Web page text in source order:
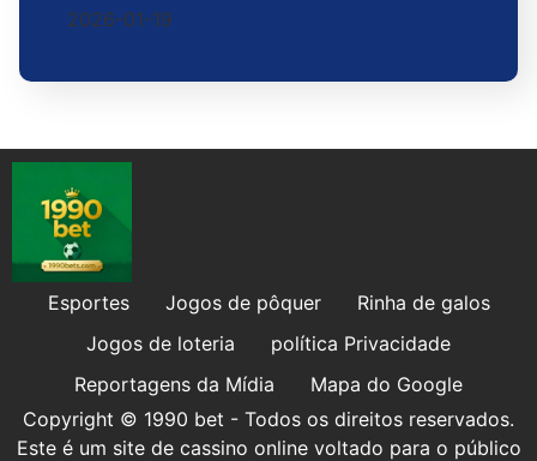
2026-01-19
Esportes Jogos de pôquer
Rinha de galos
Jogos de loteria
política Privacidade
Reportagens da Mídia
Mapa do Google
Copyright © 1990 bet - Todos os direitos reservados.
Este é um site de cassino online voltado para o público